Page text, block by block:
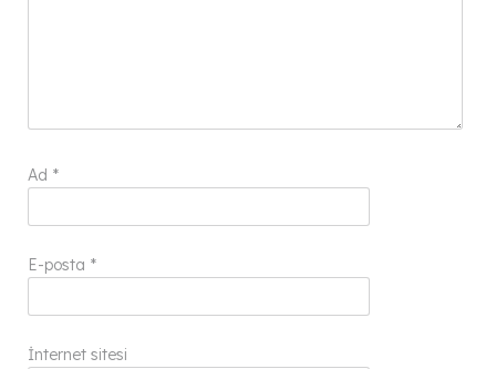
Ad *
E-posta *
İnternet sitesi